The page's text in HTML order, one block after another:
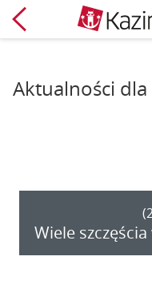
Aktualności
Wiele